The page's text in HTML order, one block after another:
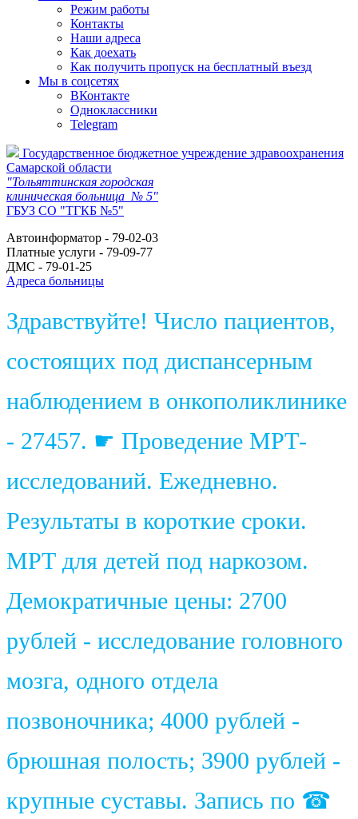
Режим работы
Контакты
Наши адреса
Как доехать
Как получить пропуск на бесплатный въезд
Мы в соцсетях
ВКонтакте
Одноклассники
Telegram
Государственное бюджетное учреждение здравоохранения
Самарской области
"Тольяттинская городская
клиническая больница № 5"
ГБУЗ СО "ТГКБ №5"
Автоинформатор - 79-02-03
Платные услуги - 79-09-77
ДМС - 79-01-25
Адреса больницы
Здравствуйте! Число пациентов,
состоящих под диспансерным
наблюдением в онкополиклинике
- 27457. ☛ Проведение МРТ-
исследований. Ежедневно.
Результаты в короткие сроки.
МРТ для детей под наркозом.
Демократичные цены: 2700
рублей - исследование головного
мозга, одного отдела
позвоночника; 4000 рублей -
брюшная полость; 3900 рублей -
крупные суставы. Запись по ☎